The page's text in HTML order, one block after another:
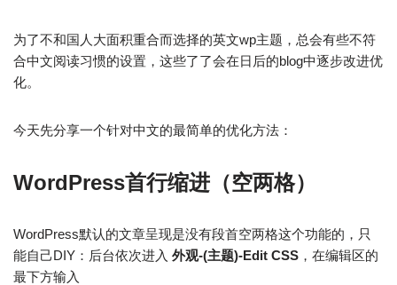
为了不和国人大面积重合而选择的英文wp主题，总会有些不符
合中文阅读习惯的设置，这些了了会在日后的blog中逐步改进优
化。
今天先分享一个针对中文的最简单的优化方法：
WordPress首行缩进（空两格）
WordPress默认的文章呈现是没有段首空两格这个功能的，只
能自己DIY：后台依次进入 外观-(主题)-Edit CSS ，在编辑区的
最下方输入